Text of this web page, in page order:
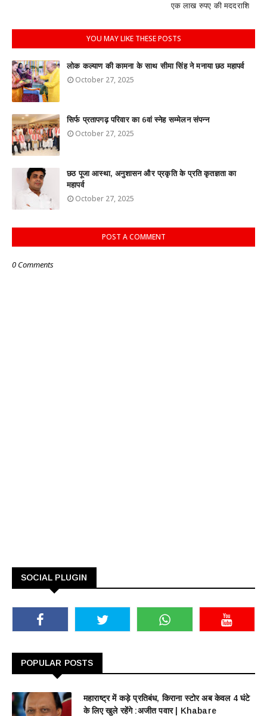
एक लाख रुपए की मददराशि
YOU MAY LIKE THESE POSTS
लोक कल्याण की कामना के साथ सीमा सिंह ने मनाया छठ महापर्व
October 27, 2025
सिर्फ प्रतापगढ़ परिवार का 6वां स्नेह सम्मेलन संपन्न
October 27, 2025
छठ पूजा आस्था, अनुशासन और प्रकृति के प्रति कृतज्ञता का
महापर्व
October 27, 2025
POST A COMMENT
0 Comments
SOCIAL PLUGIN
POPULAR POSTS
महाराष्ट्र में कड़े प्रतिबंध, किराना स्टोर अब केवल 4 घंटे
के लिए खुले रहेंगे :अजीत पवार | Khabare